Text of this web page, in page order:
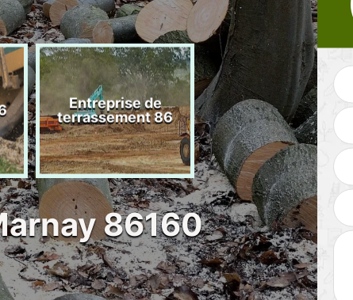
Entreprise de
terrassement 86
Bûcheron 86
86160